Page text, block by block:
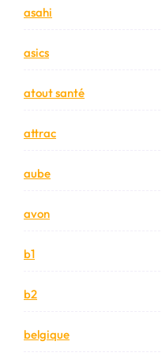
asahi
asics
atout santé
attrac
aube
avon
b1
b2
belgique